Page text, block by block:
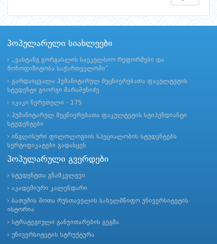
პოპულარული სიახლეები
„ვახტანგ გორგასლის საეკელსიო რეფორმები და
მონოფიზიტობა საქართველოში“
გარდაიცვალა ჰუმანიტარულ მეცნიერებათა ფაკულტეტის
სტუდენტი გიორგი შარაშენიძე
აკაკი წერეთელი - 175
ჰუმანიტარულ მეცნიერებათა ფაკულტეტის სტიპენდიანტი
სტუდენტები
ინგლისური ფილოლოგიის სპეციალობის სტუდენტებს
სერტიფიკატები გადასცეს
პოპულარული გვერდები
სტუდენტთა გზამკვლევი
აკადემიური კალენდარი
ბათუმის შოთა რუსთაველის სახელმწიფო უნივერსიტეტის
ისტორია
სტრატეგიული განვითარების გეგმა
უნივერსიტეტის სტრუქტურა